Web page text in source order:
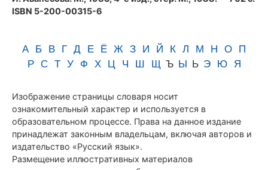
ISBN 5-200-00315-6
А Б В Г Д Е Ё Ж З И Й К Л М Н О П
Р С Т У Ф Х Ц Ч Ш Щ Ъ Ы Ь Э Ю Я
Изображение страницы словаря носит
ознакомительный характер и используется в
образовательном процессе. Права на данное издание
принадлежат законным владельцам, включая авторов и
издательство «Русский язык».
Размещение иллюстративных материалов